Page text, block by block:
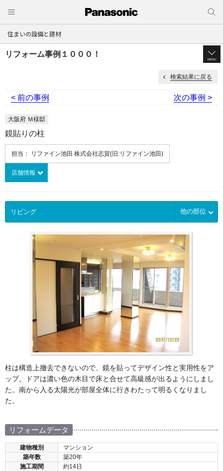
住まいの設備と建材
リフォーム事例１０００！
MENU
検索結果に戻る
< 前の事例 次の事例 >
大阪府 Ｍ様邸
鏡貼りの柱
担当： リファイン池田 株式会社志賀(旧:リファイン池田)
店舗情報
他の部位
柱は構造上撤去できないので、鏡を貼ってデザイン性と実用性をア
ップ。ドアは濃い色の木目で床と合せて高級感が出るようにしまし
た。南から入る太陽光が部屋全体に行きわたって明るくなりまし
た。
リフォームデータ
建物種別
マンション
築年数
築20年
施工期間
約14日